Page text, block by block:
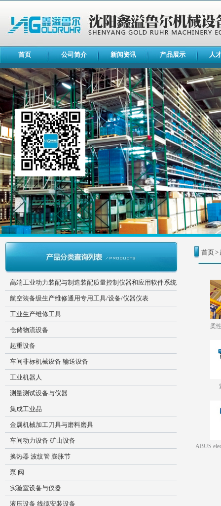
首页 公司简介 新闻资讯 产品展示 人
高端工业动力装配与制造装配质量控制仪器和应用软件系统
航空装备级生产维修通用专用工具/设备/仪器仪表
工业生产维修工具
仓储物流设备
起重设备
车间非标机械设备 输送设备
工业机器人
测量测试设备与仪器
集成工业品
金属机械加工刀具与磨料磨具
车间动力设备 矿山设备
换热器 波纹管 膨胀节
泵 阀
实验室设备与仪器
液压设备 线缆安装设备
首页>
柔